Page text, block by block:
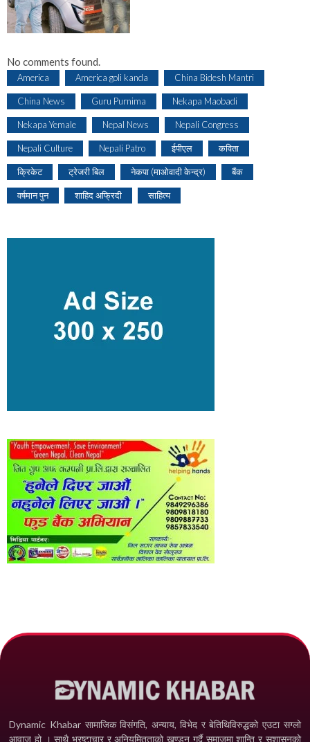
No comments found.
America America goli kanda China Bidesh Mantri
China News Guru Purnima Nekapa Maobadi
Nekapa Yemale Nepal News Nepali Congress
Nepali Culture Nepali Patro ईपीएल कविता
क्रिकेट ट्रेजरी बिल नेकपा (माओवादी केन्द्र) बैंक
वर्षमान पुन शाहिद अफ्रिदी साहित्य
Dynamic Khabar सामाजिक विसंगति, अन्याय, विभेद­ र बेतिथिविरुद्धको एउटा सग्लो
आवाज हो । साथै भ्रष्टाचार र अनियमितताको खण्डन गर्दै समाजमा शान्ति र सुशासनको